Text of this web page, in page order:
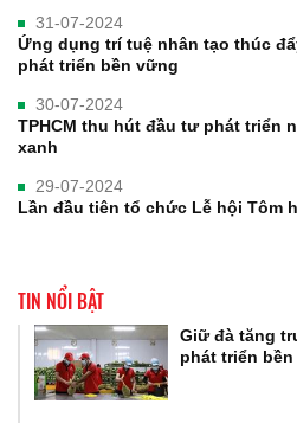
31-07-2024
Ứng dụng trí tuệ nhân tạo thúc
phát triển bền vững
30-07-2024
TPHCM thu hút đầu tư phát triển
xanh
29-07-2024
Lần đầu tiên tổ chức Lễ hội Tôm
TIN NỔI BẬT
Giữ đà tăng
phát triển